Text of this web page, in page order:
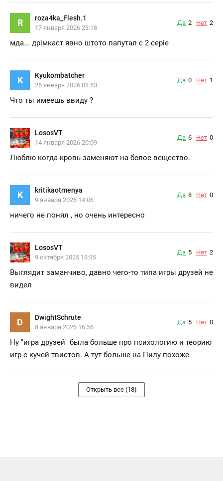
R roza4ka_Flesh.1
17 января 2026 23:18
Да 2 Нет 2
мда... дрімкаст явно штото папутал с 2 серіе
K Kyukombatcher
26 января 2026 01:53
Да 0 Нет 1
Что ты имеешь ввиду ?
LososVT
14 января 2026 20:09
Да 6 Нет 0
Люблю когда кровь заменяют на белое вещество.
K kritikaotmenya
9 января 2026 14:06
Да 8 Нет 0
ничего не понял , но очень интересно
LososVT
9 октября 2025 18:35
Да 5 Нет 2
Выглядит заманчиво, давно чего-то типа игры друзей не
видел
D DwightSchrute
8 января 2026 16:56
Да 5 Нет 0
Ну "игра друзей" была больше про психологию и теорию
игр с кучей твистов. А тут больше на Пилу похоже
Открыть все (18)